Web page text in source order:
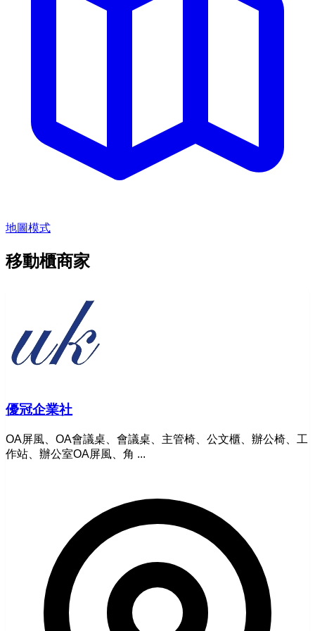
地圖模式
移動櫃商家
優冠企業社
OA屏風、OA會議桌、會議桌、主管椅、公文櫃、辦公椅、工
作站、辦公室OA屏風、角 ...